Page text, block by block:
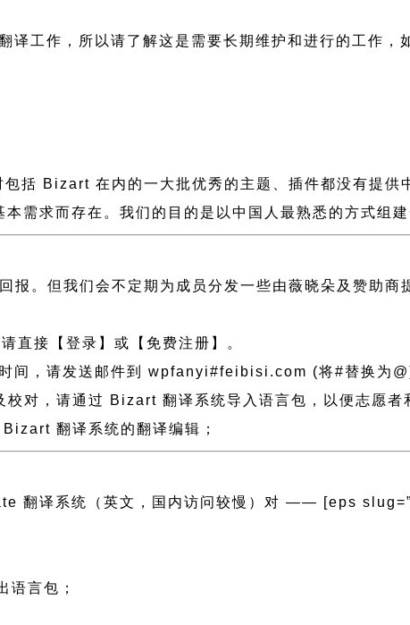
工作，所以请了解这是需要长期维护和进行的工作，
括 Bizart 在内的一大批优秀的主题、插件都没有提供
本需求而存在。我们的目的是以中国人最熟悉的方式组
报。但我们会不定期为成员分发一些由薇晓朵及赞助商
直接【登录】或【免费注册】。
间，请发送邮件到 wpfanyi#feibisi.com (将#替换为
对，请通过 Bizart 翻译系统导入语言包，以便志愿者
翻译系统的翻译编辑；
翻译系统（英文，国内访问较慢）对 —— [eps
语言包；